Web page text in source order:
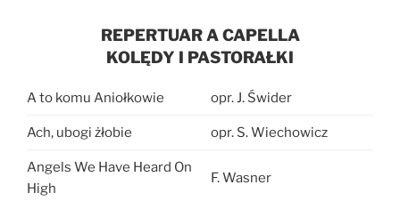
REPERTUAR A CAPELLA
KOLĘDY I PASTORAŁKI
A to komu Aniołkowie opr. J. Świder
Ach, ubogi żłobie opr. S. Wiechowicz
Angels We Have Heard On
High
F. Wasner